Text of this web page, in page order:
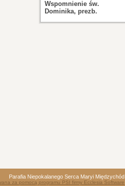
Wspomnienie św.
Dominika, prezb.
Parafia Niepokalanego Serca Maryi Międzychód
za pomocą programu PSI firmy Ecclesia Software